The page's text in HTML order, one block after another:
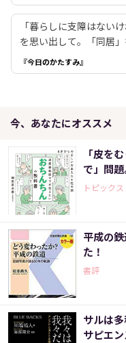
「暮らしに支障はない
を思い出して。「同居」
『今日のかたすみ』
今、あなたにオススメ
「皮を
で」問
トピックス
平成の
た！
書評
サルは
サピエ